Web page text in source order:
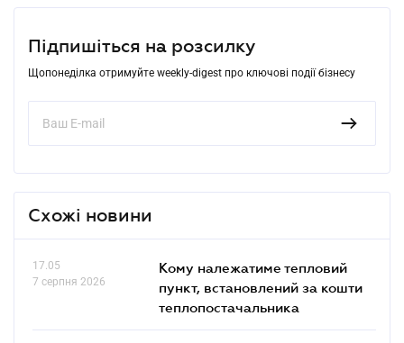
Підпишіться на розсилку
Щопонеділка отримуйте weekly-digest про ключові події бізнесу
Схожі новини
17.05
7 серпня 2026
Кому належатиме тепловий
пункт, встановлений за кошти
теплопостачальника